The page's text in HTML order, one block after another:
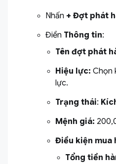
Nhấn + Đợt phát
Điền Thông tin:
Tên đợt phát
Hiệu lực: Chọn
lực.
Trạng thái:
Mệnh giá:
Điều kiện mua
Tổng tiền